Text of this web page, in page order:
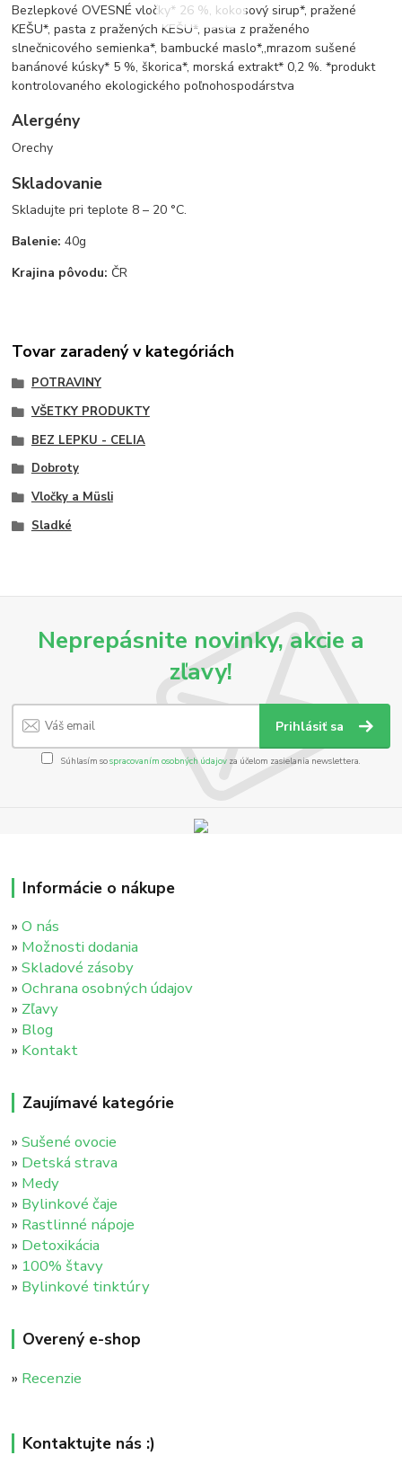
Bezlepkové OVESNÉ vločky* 26 %, kokosový sirup*, pražené
KEŠU*, pasta z pražených KEŠU*, pasta z praženého
slnečnicového semienka*, bambucké maslo*,,mrazom sušené
banánové kúsky* 5 %, škorica*, morská extrakt* 0,2 %. *produkt
kontrolovaného ekologického poľnohospodárstva
Alergény
Orechy
Skladovanie
Skladujte pri teplote 8 – 20 °C.
Balenie:40g
Krajina pôvodu: ČR
Tovar zaradený v kategóriách
POTRAVINY
VŠETKY PRODUKTY
BEZ LEPKU - CELIA
Dobroty
Vločky a Müsli
Sladké
Neprepásnite novinky, akcie a
zľavy!
Prihlásiť sa
Súhlasím sospracovaním osobných údajov za účelom zasielania newslettera.
Informácie o nákupe
»O nás
» Možnosti dodania
»Skladové zásoby
»Ochrana osobných údajov
» Zľavy
» Blog
» Kontakt
Zaujímavé kategórie
»Sušené ovocie
» Detská strava
» Medy
» Bylinkové čaje
» Rastlinné nápoje
» Detoxikácia
» 100% štavy
» Bylinkové tinktúry
Overený e-shop
» Recenzie
Kontaktujte nás :)